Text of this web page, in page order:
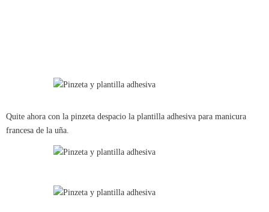
Quite ahora con la pinzeta despacio la plantilla adhesiva para manicura
francesa de la uña.